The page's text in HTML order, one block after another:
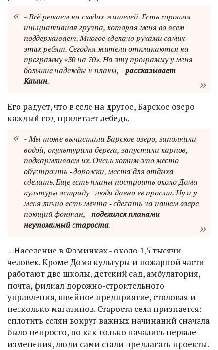
- Всё решаем на сходах жителей. Есть хорошая
инициативная группа, которая меня во всем
поддерживает. Многое сделано руками самих
этих ребят. Сегодня жители откликаются на
программу «30 на 70». На эту программу у меня
большие надежды и планы, -рассказывает
Кашин.
Его радует, что в селе на другое, Барское озеро
каждый год прилетает лебедь.
- Мы тоже вычистили Барское озеро, заполнили
водой, окультурили берега, запустили карпов,
подкармливаем их. Очень хотим это место
обустроить ‑ дорожки, места для отдыха
сделать. Еще есть планы построить около Дома
культуры эстраду ‑ люди давно ее просят. Ну и у
меня лично есть мечта ‑ сделать на нашем озере
поющий фонтан, ‑поделился планами
неутомимый староста.
…Население в Фоминках - около 1,5 тысячи
человек. Кроме Дома культуры и пожарной части
работают две школы, детский сад, амбулатория,
почта, филиал дорожно-строительного
управления, швейное предприятие, столовая и
несколько магазинов. Староста села признается:
сплотить селян вокруг важных начинаний сначала
было непросто, но как только начались первые
изменения, люди сами стали предлагать проекты.